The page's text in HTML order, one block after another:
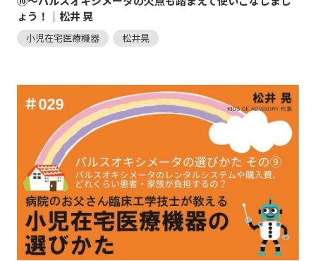
ょう！｜松井 晃
小児在宅医療機器 松井晃